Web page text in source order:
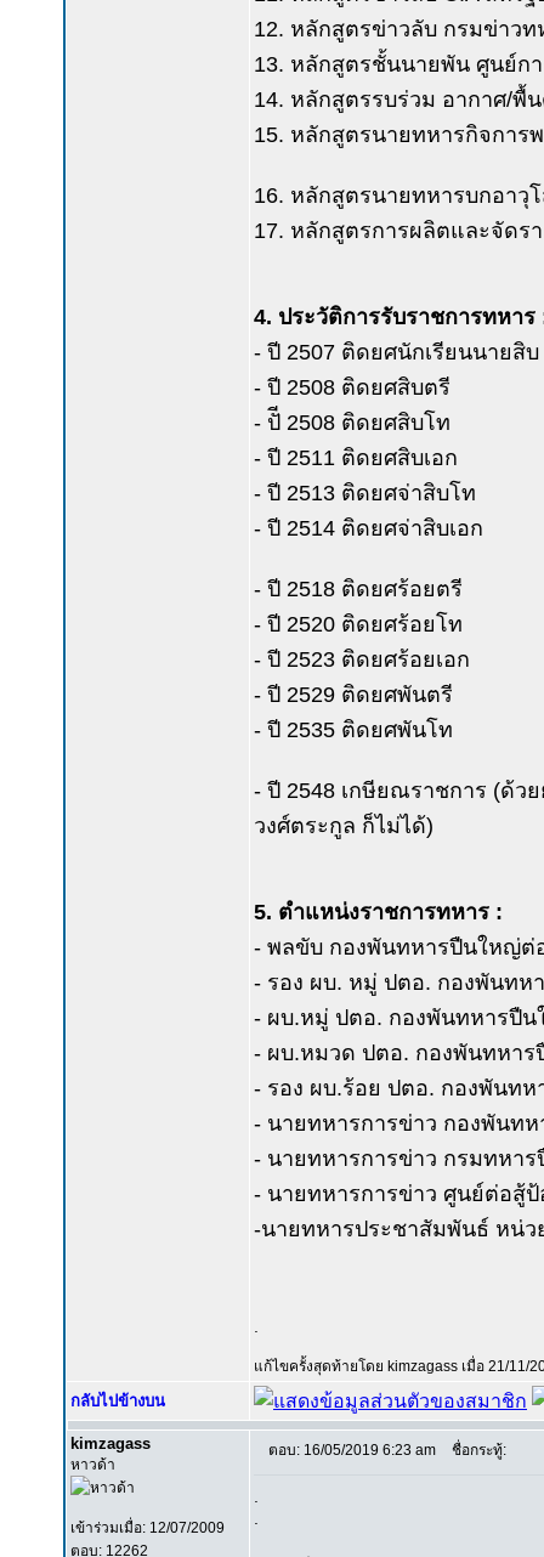
12. หลักสูตรข่าวลับ กรมข่าว
13. หลักสูตรชั้นนายพัน ศูนย์ก
14. หลักสูตรรบร่วม อากาศ/พื้
15. หลักสูตรนายทหารกิจการ
16. หลักสูตรนายทหารบกอาวุ
17. หลักสูตรการผลิตและจัดร
4. ประวัติการรับราชการทหาร
- ปี 2507 ติดยศนักเรียนนายสิ
- ปี 2508 ติดยศสิบตรี
- ปัี 2508 ติดยศสิบโท
- ปี 2511 ติดยศสิบเอก
- ปี 2513 ติดยศจ่าสิบโท
- ปี 2514 ติดยศจ่าสิบเอก
- ปี 2518 ติดยศร้อยตรี
- ปี 2520 ติดยศร้อยโท
- ปี 2523 ติดยศร้อยเอก
- ปี 2529 ติดยศพันตรี
- ปี 2535 ติดยศพันโท
- ปี 2548 เกษียณราชการ (ด้ว
วงศ์ตระกูล ก็ไม่ได้)
5. ตำแหน่งราชการทหาร :
- พลขับ กองพันทหารปืนใหญ่ต่
- รอง ผบ. หมู่ ปตอ. กองพันทห
- ผบ.หมู่ ปตอ. กองพันทหารปื
- ผบ.หมวด ปตอ. กองพันทหา
- รอง ผบ.ร้อย ปตอ. กองพันท
- นายทหารการข่าว กองพันท
- นายทหารการข่าว กรมทหา
- นายทหารการข่าว ศูนย์ต่อสู้
-นายทหารประชาสัมพันธ์ หน่
แก้ไขครั้งสุดท้ายโดย kimzagass เมื่อ 21/11/
กลับไปข้างบน
kimzagass
หาวด้า
เข้าร่วมเมื่อ: 12/07/2009
ตอบ: 12262
ตอบ: 16/05/2019 6:23 am ชื่อกระทู้: